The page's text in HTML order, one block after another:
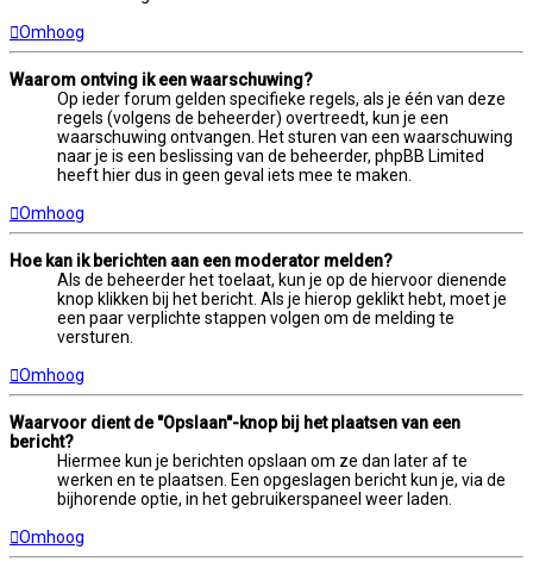
Omhoog
Waarom ontving ik een waarschuwing?
Op ieder forum gelden specifieke regels, als je één van deze
regels (volgens de beheerder) overtreedt, kun je een
waarschuwing ontvangen. Het sturen van een waarschuwing
naar je is een beslissing van de beheerder, phpBB Limited
heeft hier dus in geen geval iets mee te maken.
Omhoog
Hoe kan ik berichten aan een moderator melden?
Als de beheerder het toelaat, kun je op de hiervoor dienende
knop klikken bij het bericht. Als je hierop geklikt hebt, moet je
een paar verplichte stappen volgen om de melding te
versturen.
Omhoog
Waarvoor dient de "Opslaan"-knop bij het plaatsen van een
bericht?
Hiermee kun je berichten opslaan om ze dan later af te
werken en te plaatsen. Een opgeslagen bericht kun je, via de
bijhorende optie, in het gebruikerspaneel weer laden.
Omhoog